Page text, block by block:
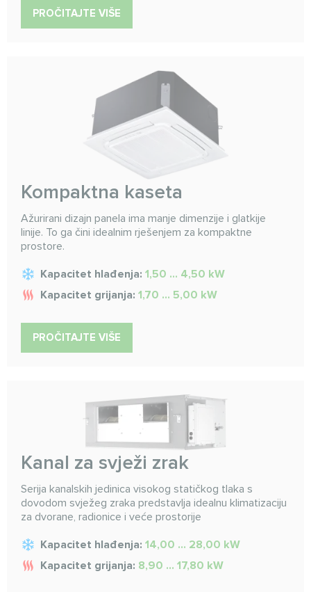
PROČITAJTE VIŠE
Kompaktna kaseta
Ažurirani dizajn panela ima manje dimenzije i glatkije
linije. To ga čini idealnim rješenjem za kompaktne
prostore.
Kapacitet hlađenja: 1,50 ... 4,50 kW
Kapacitet grijanja: 1,70 ... 5,00 kW
PROČITAJTE VIŠE
Kanal za svježi zrak
Serija kanalskih jedinica visokog statičkog tlaka s
dovodom svježeg zraka predstavlja idealnu klimatizaciju
za dvorane, radionice i veće prostorije
Kapacitet hlađenja: 14,00 ... 28,00 kW
Kapacitet grijanja: 8,90 ... 17,80 kW